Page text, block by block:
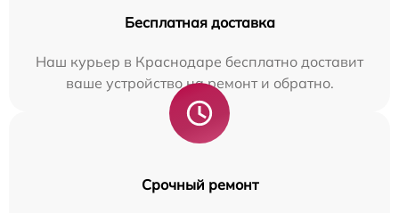
Бесплатная доставка
Наш курьер в Краснодаре бесплатно доставит
ваше устройство на ремонт и обратно.
Срочный ремонт